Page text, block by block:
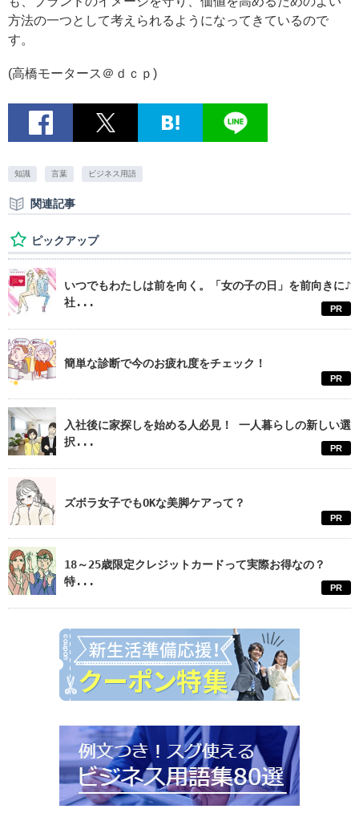
方法の一つとして考えられるようになってきているので
す。
(高橋モータース＠ｄｃｐ)
知識 言葉 ビジネス用語
関連記事
ピックアップ
いつでもわたしは前を向く。「女の子の日」を前向きに♪
社...
PR
簡単な診断で今のお疲れ度をチェック！
PR
入社後に家探しを始める人必見！ 一人暮らしの新しい選
択...
PR
ズボラ女子でもOKな美脚ケアって？
PR
18～25歳限定クレジットカードって実際お得なの？
特...
PR